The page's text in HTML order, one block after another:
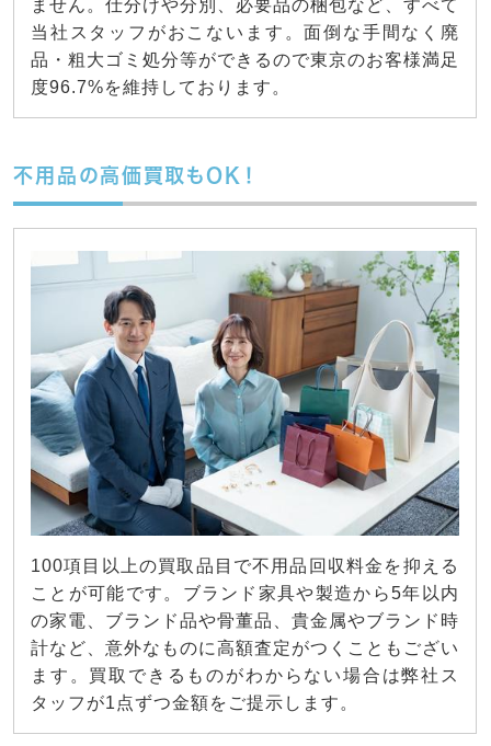
ません。仕分けや分別、必要品の梱包など、すべて
当社スタッフがおこないます。面倒な手間なく廃
品・粗大ゴミ処分等ができるので東京のお客様満足
度96.7%を維持しております。
不用品の高価買取もOK！
100項目以上の買取品目で不用品回収料金を抑える
ことが可能です。ブランド家具や製造から5年以内
の家電、ブランド品や骨董品、貴金属やブランド時
計など、意外なものに高額査定がつくこともござい
ます。買取できるものがわからない場合は弊社ス
タッフが1点ずつ金額をご提示します。